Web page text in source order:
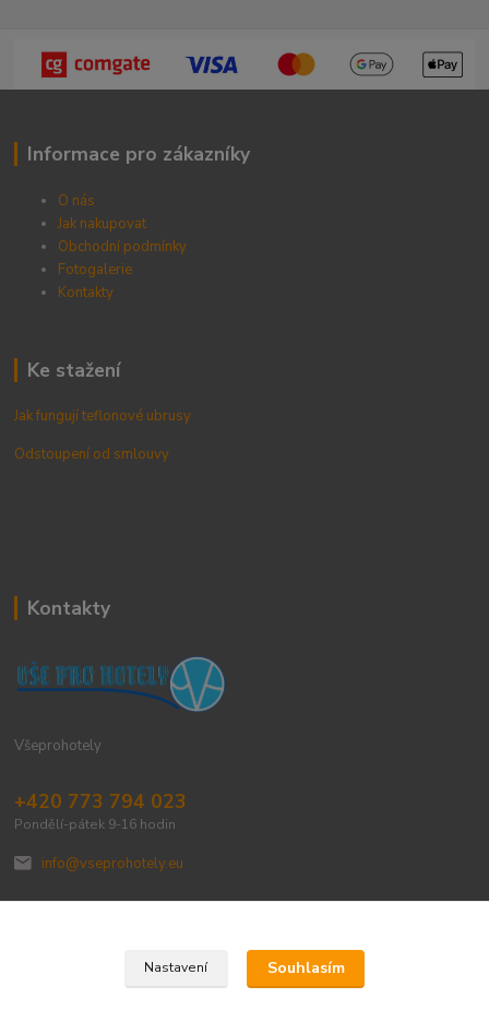
Informace pro zákazníky
O nás
Jak nakupovat
Obchodní podmínky
Fotogalerie
Kontakty
Ke stažení
Jak fungují teflonové ubrusy
Odstoupení od smlouvy
Kontakty
Všeprohotely
+420 773 794 023
Pondělí-pátek 9-16 hodin
info@vseprohotely.eu
Upravit sběr cookies.
Nastavení Souhlasím